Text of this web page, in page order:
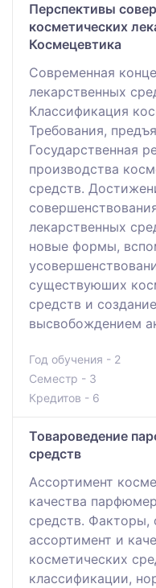
Перспективы
косметических
Космецевтика
Современная
лекарственных
Классификация
Требования,
Государственная
производства
средств.
лекарственных
новые формы,
существуюших
средств и
высвобождением
Год обучения - 2
Семестр - 3
Кредитов - 6
Товароведение
средств
Ассортимент
качества
средств.
ассортимент и
косметических
классификации,